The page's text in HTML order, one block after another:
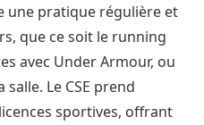
une pratique régulière et
que ce soit le running
avec Under Armour, ou
Le CSE prend
sportives, offrant